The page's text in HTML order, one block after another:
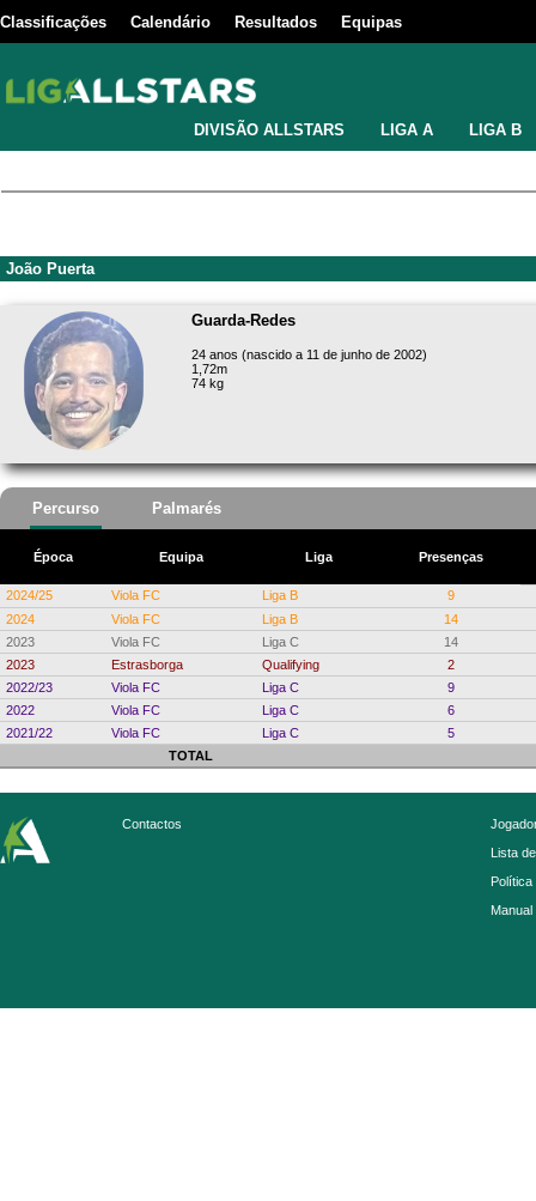
Classificações Calendário Resultados Equipas
DIVISÃO ALLSTARS LIGA A LIGA B
João Puerta
Guarda-Redes
24 anos (nascido a 11 de junho de 2002)
1,72m
74 kg
Percurso Palmarés
Época Equipa Liga Presenças
2024/25 Viola FC Liga B
9
2024
Viola FC Liga B
14
2023
Viola FC Liga C
14
2023
Estrasborga Qualifying
2
2022/23
Viola FC Liga C
9
2022
Viola FC Liga C
6
2021/22
Viola FC Liga C
5
TOTAL
Contactos
Lista
Política